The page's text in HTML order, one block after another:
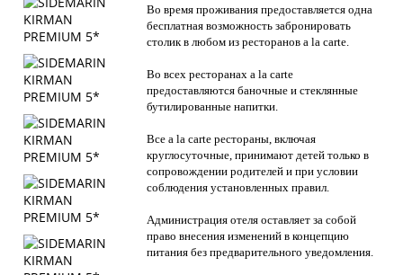
Во время проживания предоставляется одна
бесплатная возможность забронировать
столик в любом из ресторанов a la carte.
Во всех ресторанах a la carte
предоставляются баночные и стеклянные
бутилированные напитки.
Все a la carte рестораны, включая
круглосуточные, принимают детей только в
сопровождении родителей и при условии
соблюдения установленных правил.
Администрация отеля оставляет за собой
право внесения изменений в концепцию
питания без предварительного уведомления.